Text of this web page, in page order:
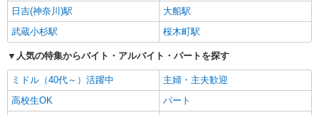
日吉(神奈川)駅
大船駅
武蔵小杉駅
桜木町駅
人気の特集からバイト・アルバイト・パートを探す
ミドル（40代～）活躍中
主婦・主夫歓迎
高校生OK
パート